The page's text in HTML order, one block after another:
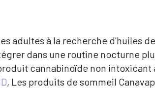
adultes à la recherche d'huiles
dans une routine nocturne
cannabinoïde non
, Les produits de sommeil